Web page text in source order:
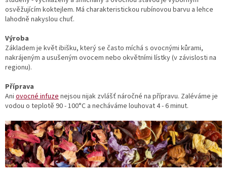
osvěžujícím koktejlem. Má charakteristickou rubínovou barvu a lehce
lahodně nakyslou chuť.
Výroba
Základem je květ ibišku, který se často míchá s ovocnými kůrami,
nakrájeným a usušeným ovocem nebo okvětními lístky (v závislosti na
regionu).
Příprava
Ani ovocné infuze nejsou nijak zvlášť náročné na přípravu. Zaléváme je
vodou o teplotě 90 - 100°C a necháváme louhovat 4 - 6 minut.